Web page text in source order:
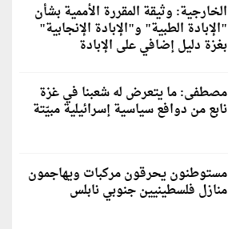
الخارجية: وثيقة المقررة الأممية بشأن
"الإبادة الطبية" و"الإبادة الإنجابية"
بغزة دليل إضافي على الإبادة
مصطفى: ما يتعرض له شعبنا في غزة
نابع من دوافع سياسية إسرائيلية مبيّتة
مستوطنون يحرقون مركبات ويهاجمون
منازل فلسطينيين جنوبي نابلس